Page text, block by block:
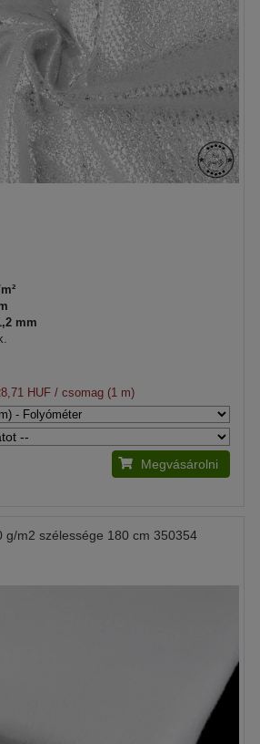
mm
HUF / csomag (1 m)
Megvásárolni
g/m2 szélessége 180 cm 350354